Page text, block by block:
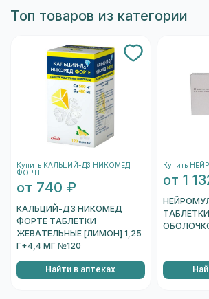
предназначены для лечения
цену и наличие в Москве
Топ товаров из категории
Купить КАЛЬЦИЙ-Д3 НИКОМЕД
ФОРТЕ
от 740 ₽
КАЛЬЦИЙ-Д3 НИКОМЕД
ФОРТЕ ТАБЛЕТКИ
ЖЕВАТЕЛЬНЫЕ [ЛИМОН] 1,25
Г+4,4 МГ №120
Найти в аптеках
Купить
от 1